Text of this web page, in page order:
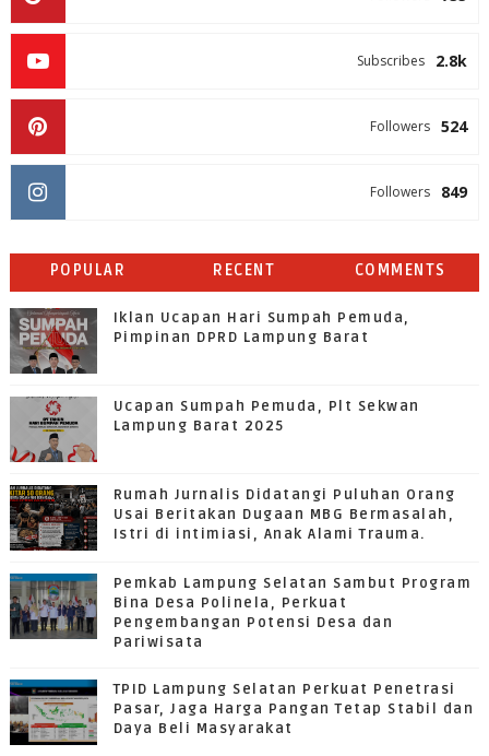
2.8k
Subscribes
524
Followers
849
Followers
POPULAR RECENT COMMENTS
Iklan Ucapan Hari Sumpah Pemuda,
Pimpinan DPRD Lampung Barat
Ucapan Sumpah Pemuda, Plt Sekwan
Lampung Barat 2025
Rumah Jurnalis Didatangi Puluhan Orang
Usai Beritakan Dugaan MBG Bermasalah,
Istri di intimiasi, Anak Alami Trauma.
Pemkab Lampung Selatan Sambut Program
Bina Desa Polinela, Perkuat
Pengembangan Potensi Desa dan
Pariwisata
TPID Lampung Selatan Perkuat Penetrasi
Pasar, Jaga Harga Pangan Tetap Stabil dan
Daya Beli Masyarakat